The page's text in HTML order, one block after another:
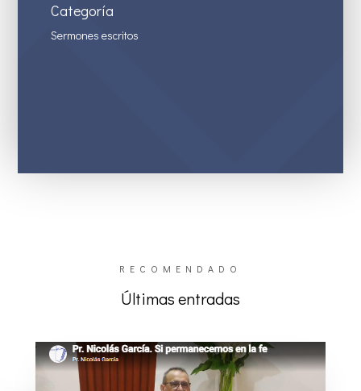
Categoría
Sermones escritos
RECOMENDADO
Últimas entradas